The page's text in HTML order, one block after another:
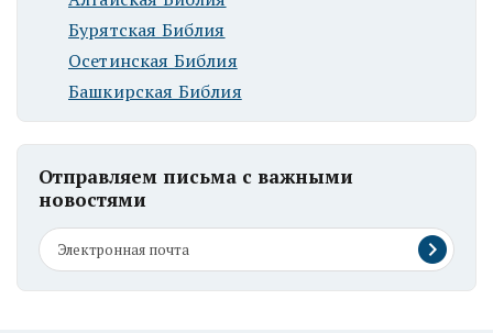
Бурятская Библия
Осетинская Библия
Башкирская Библия
Отправляем письма с важными
новостями